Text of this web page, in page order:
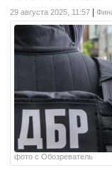
29 августа 2025, 11:57
фото с Обозреватель